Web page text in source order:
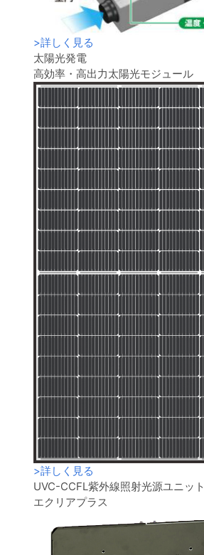
>詳しく見る
太陽光発電
高効率・高出力太陽光モジュール
>詳しく見る
UVC-CCFL紫外線照射光源ユニット
エクリアプラス